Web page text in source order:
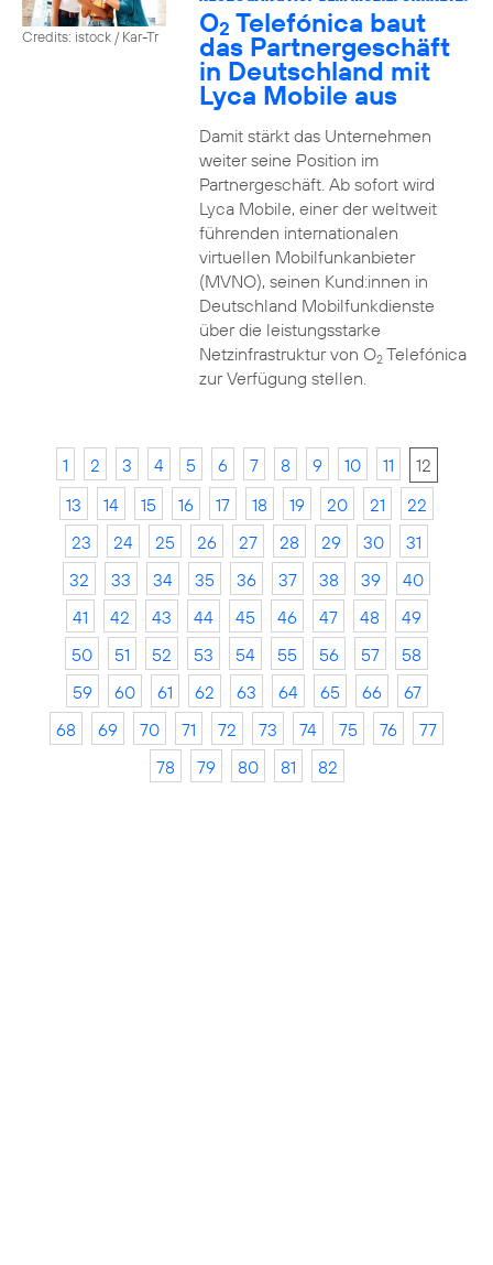
Credits: istock / Kar-Tr O2 Telefónica baut
das Partnergeschäft
in Deutschland mit
Lyca Mobile aus
Damit stärkt das Unternehmen
weiter seine Position im
Partnergeschäft. Ab sofort wird
Lyca Mobile, einer der weltweit
führenden internationalen
virtuellen Mobilfunkanbieter
(MVNO), seinen Kund:innen in
Deutschland Mobilfunkdienste
über die leistungsstarke
Netzinfrastruktur von O2Telefónica
zur Verfügung stellen.
1 2 3 4 5 6 7 8 9 10 11
12
13
14 15 16 17 18 19 20 21
22
23
24 25 26 27 28 29 30
31
32
33 34 35 36 37 38 39
40
41
42 43 44 45 46 47 48
49
50
51 52 53 54 55 56 57
58
59
60 61 62 63 64 65 66
67
68
69 70 71 72 73 74 75 76
77
78
79 80 81 82